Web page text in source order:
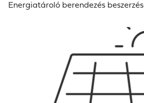
Energiatároló berendezés